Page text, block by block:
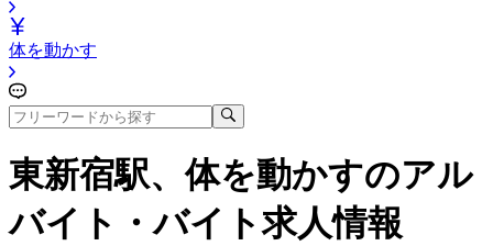
体を動かす
東新宿駅、体を動かすのアル
バイト・バイト求人情報